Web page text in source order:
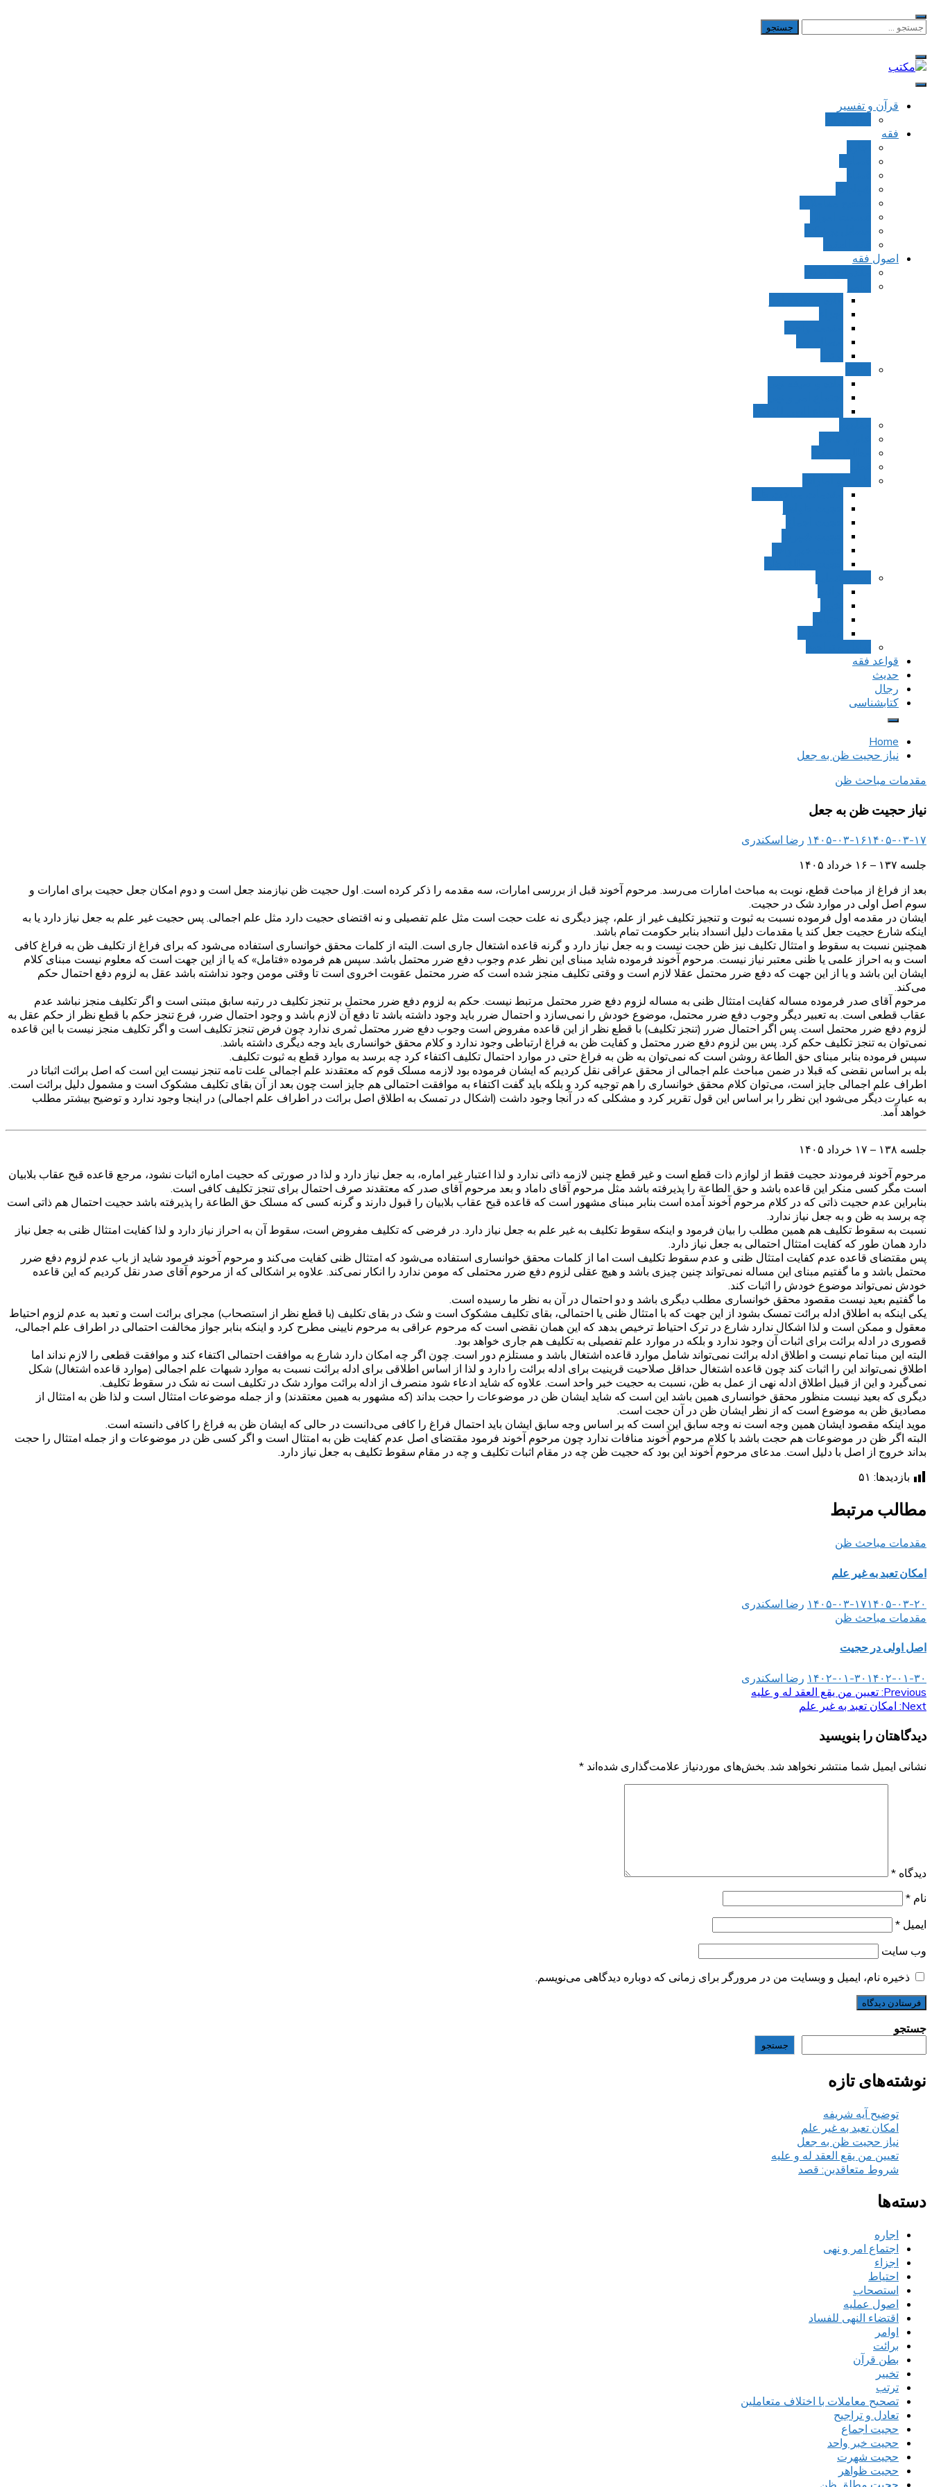
Skip
to
جستجو
قرآن و تفسیر
فقه
اصول فقه
قواعد فقه
حدیث
رجال
کتابشناسی
Home
نیاز حجیت ظن به جعل
مقدمات مباحث ظن
نیاز حجیت ظن به جعل
۱۴۰۵-۰۳-۱۶۱۴۰۵-۰۳-۱۷
رضا اسکندری
جلسه ۱۳۷ – ۱۶ خرداد ۱۴۰۵
بعد از فراغ از مباحث قطع، نوبت به مباحث امارات می‌رسد. مرحوم آخوند قبل از بررسی امارات، سه مقدمه را ذکر کرده‌ است. اول حجیت ظن نیازمند جعل است و دوم امکان جعل حجیت برای امارات و
سوم اصل اولی در موارد شک در حجیت.
ایشان در مقدمه اول فرموده نسبت به ثبوت و تنجیز تکلیف غیر از علم، چیز دیگری نه علت حجت است مثل علم تفصیلی و نه اقتضای حجیت دارد مثل علم اجمالی. پس حجیت غیر علم به جعل نیاز دارد یا به
اینکه شارع حجیت جعل کند یا مقدمات دلیل انسداد بنابر حکومت تمام باشد.
همچنین نسبت به سقوط و امتثال تکلیف نیز ظن حجت نیست و به جعل نیاز دارد و گرنه قاعده اشتغال جاری است. البته از کلمات محقق خوانساری استفاده می‌شود که برای فراغ از تکلیف ظن به فراغ کافی
است و به احراز علمی یا ظنی معتبر نیاز نیست. مرحوم آخوند فرموده شاید مبنای این نظر عدم وجوب دفع ضرر محتمل باشد. سپس هم فرموده «فتامل» که یا از این جهت است که معلوم نیست مبنای کلام
ایشان این باشد و یا از این جهت که دفع ضرر محتمل عقلا لازم است و وقتی تکلیف منجز شده است که ضرر محتمل عقوبت اخروی است تا وقتی مومن وجود نداشته باشد عقل به لزوم دفع احتمال حکم
می‌کند.
مرحوم آقای صدر فرموده مساله کفایت امتثال ظنی به مساله لزوم دفع ضرر محتمل مرتبط نیست. حکم به لزوم دفع ضرر محتمل بر تنجز تکلیف در رتبه سابق مبتنی است و اگر تکلیف منجز نباشد عدم
عقاب قطعی است. به تعبیر دیگر وجوب دفع ضرر محتمل، موضوع خودش را نمی‌سازد و احتمال ضرر باید وجود داشته باشد تا دفع آن لازم باشد و وجود احتمال ضرر، فرع تنجز حکم با قطع نظر از حکم عقل به
لزوم دفع ضرر محتمل است. پس اگر احتمال ضرر (تنجز تکلیف) با قطع نظر از این قاعده مفروض است وجوب دفع ضرر محتمل ثمری ندارد چون فرض تنجز تکلیف است و اگر تکلیف منجز نیست با این قاعده
نمی‌توان به تنجز تکلیف حکم کرد. پس بین لزوم دفع ضرر محتمل و کفایت ظن به فراغ ارتباطی وجود ندارد و کلام محقق خوانساری باید وجه دیگری داشته باشد.
سپس فرموده بنابر مبنای حق الطاعة روشن است که نمی‌توان به ظن به فراغ حتی در موارد احتمال تکلیف اکتفاء کرد چه برسد به موارد قطع به ثبوت تکلیف.
بله بر اساس نقضی که قبلا در ضمن مباحث علم اجمالی از محقق عراقی نقل کردیم که ایشان فرموده بود لازمه مسلک قوم که معتقدند علم اجمالی علت تامه تنجز نیست این است که اصل برائت اثباتا در
اطراف علم اجمالی جایز است، می‌توان کلام محقق خوانساری را هم توجیه کرد و بلکه باید گفت اکتفاء به موافقت احتمالی هم جایز است چون بعد از آن بقای تکلیف مشکوک است و مشمول دلیل برائت است.
به عبارت دیگر می‌شود این نظر را بر اساس این قول تقریر کرد و مشکلی که در آنجا وجود داشت (اشکال در تمسک به اطلاق اصل برائت در اطراف علم اجمالی) در اینجا وجود ندارد و توضیح بیشتر مطلب
خواهد آمد.
جلسه ۱۳۸ – ۱۷ خرداد ۱۴۰۵
مرحوم آخوند فرمودند حجیت فقط از لوازم ذات قطع است و غیر قطع چنین لازمه ذاتی ندارد و لذا اعتبار غیر اماره، به جعل نیاز دارد و لذا در صورتی که حجیت اماره اثبات نشود، مرجع قاعده قبح عقاب بلابیان
است مگر کسی منکر این قاعده باشد و حق الطاعة را پذیرفته باشد مثل مرحوم آقای داماد و بعد مرحوم آقای صدر که معتقدند صرف احتمال برای تنجز تکلیف کافی است.
بنابراین عدم حجیت ذاتی که در کلام مرحوم آخوند آمده است بنابر مبنای مشهور است که قاعده قبح عقاب بلابیان را قبول دارند و گرنه کسی که مسلک حق الطاعة را پذیرفته باشد حجیت احتمال هم ذاتی است
چه برسد به ظن و به جعل نیاز ندارد.
نسبت به سقوط تکلیف هم همین مطلب را بیان فرمود و اینکه سقوط تکلیف به غیر علم به جعل نیاز دارد. در فرضی که تکلیف مفروض است، سقوط آن به احراز نیاز دارد و لذا کفایت امتثال ظنی به جعل نیاز
دارد همان طور که کفایت امتثال احتمالی به جعل نیاز دارد.
پس مقتضای قاعده عدم کفایت امتثال ظنی و عدم سقوط تکلیف است اما از کلمات محقق خوانساری استفاده می‌شود که امتثال ظنی کفایت می‌کند و مرحوم آخوند فرمود شاید از باب عدم لزوم دفع ضرر
محتمل باشد و ما گفتیم مبنای این مساله نمی‌تواند چنین چیزی باشد و هیچ عقلی لزوم دفع ضرر محتملی که مومن ندارد را انکار نمی‌کند. علاوه بر اشکالی که از مرحوم آقای صدر نقل کردیم که این قاعده
خودش نمی‌تواند موضوع خودش را اثبات کند.
ما گفتیم بعید نیست مقصود محقق خوانساری مطلب دیگری باشد و دو احتمال در آن به نظر ما رسیده است.
یکی اینکه به اطلاق ادله برائت تمسک بشود از این جهت که با امتثال ظنی یا احتمالی، بقای تکلیف مشکوک است و شک در بقای تکلیف (با قطع نظر از استصحاب) مجرای برائت است و تعبد به عدم لزوم احتیاط
معقول و ممکن است و لذا اشکال ندارد شارع در ترک احتیاط ترخیص بدهد که این همان نقضی است که مرحوم عراقی به مرحوم نایینی مطرح کرد و اینکه بنابر جواز مخالفت احتمالی در اطراف علم اجمالی،
قصوری در ادله برائت برای اثبات آن وجود ندارد و بلکه در موارد علم تفصیلی به تکلیف هم جاری خواهد بود.
البته این مبنا تمام نیست و اطلاق ادله برائت نمی‌تواند شامل موارد قاعده اشتغال باشد و مستلزم دور است. چون اگر چه امکان دارد شارع به موافقت احتمالی اکتفاء کند و موافقت قطعی را لازم نداند اما
اطلاق نمی‌تواند این را اثبات کند چون قاعده اشتغال حداقل صلاحیت قرینیت برای ادله برائت را دارد و لذا از اساس اطلاقی برای ادله برائت نسبت به موارد شبهات علم اجمالی (موارد قاعده اشتغال) شکل
نمی‌گیرد و این از قبیل اطلاق ادله نهی از عمل به ظن، نسبت به حجیت خبر واحد است. علاوه که شاید ادعاء شود منصرف از ادله برائت موارد شک در تکلیف است نه شک در سقوط تکلیف.
دیگری که بعید نیست منظور محقق خوانساری همین باشد این است که شاید ایشان ظن در موضوعات را حجت بداند (که مشهور به همین معتقدند) و از جمله موضوعات امتثال است و لذا ظن به امتثال از
مصادیق ظن به موضوع است که از نظر ایشان ظن در آن حجت است.
موید اینکه مقصود ایشان همین وجه است نه وجه سابق این است که بر اساس وجه سابق ایشان باید احتمال فراغ را کافی می‌دانست در حالی که ایشان ظن به فراغ را کافی دانسته است.
البته اگر ظن در موضوعات هم حجت باشد با کلام مرحوم آخوند منافات ندارد چون مرحوم آخوند فرمود مقتضای اصل عدم کفایت ظن به امتثال است و اگر کسی ظن در موضوعات و از جمله امتثال را حجت
بداند خروج از اصل با دلیل است. مدعای مرحوم آخوند این بود که حجیت ظن چه در مقام اثبات تکلیف و چه در مقام سقوط تکلیف به جعل نیاز دارد.
بازدیدها: ۵۱
مطالب مرتبط
مقدمات مباحث ظن
امکان تعبد به غیر علم
۱۴۰۵-۰۳-۱۷۱۴۰۵-۰۳-۲۰
رضا اسکندری
مقدمات مباحث ظن
اصل اولی در حجیت
۱۴۰۲-۰۱-۳۰ ۱۴۰۲-۰۱-۳۰ رضا اسکندری
راهبری
Previous: تعیین من یقع العقد له و علیه
Next: امکان تعبد به غیر علم
دیدگاهتان را بنویسید
نشانی ایمیل شما منتشر نخواهد شد. بخش‌های موردنیاز علامت‌گذاری شده‌اند *
دیدگاه *
نام *
ایمیل *
وب‌ سایت
ذخیره نام، ایمیل و وبسایت من در مرورگر برای زمانی که دوباره دیدگاهی می‌نویسم.
جستجو
جستجو
نوشته‌های تازه
توضیح آیه شریفه
امکان تعبد به غیر علم
نیاز حجیت ظن به جعل
تعیین من یقع العقد له و علیه
شروط متعاقدین: قصد
دسته‌ها
اجاره
اجتماع امر و نهی
اجزاء
احتیاط
استصحاب
اصول عملیه
اقتضاء النهی للفساد
اوامر
برائت
بطن قرآن
تخییر
ترتب
تصحیح معاملات با اختلاف متعاملین
تعادل و تراجیح
حجیت اجماع
حجیت خبر واحد
حجیت شهرت
حجیت ظواهر